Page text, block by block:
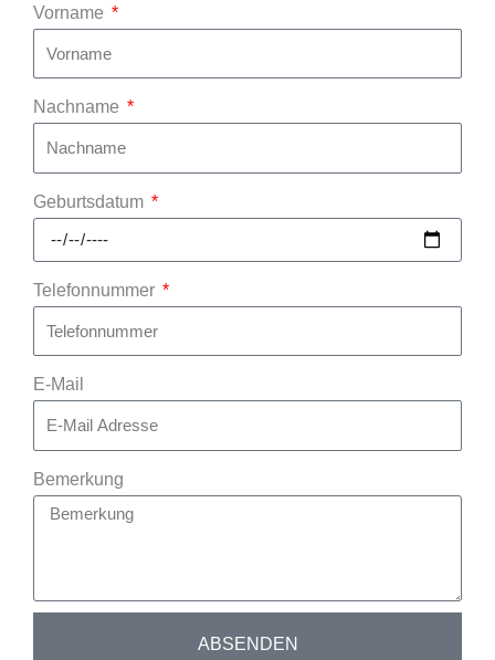
Vorname
Nachname
Geburtsdatum
Telefonnummer
E-Mail
Bemerkung
ABSENDEN